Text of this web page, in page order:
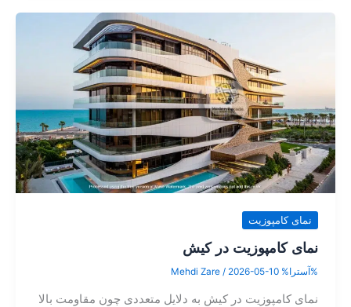
نمای کامپوزیت
نمای کامپوزیت در کیش
%آسترا% Mehdi Zare / 2026-05-10
نمای کامپوزیت در کیش به دلایل متعددی چون مقاومت بالا